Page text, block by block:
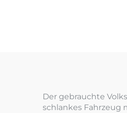
Der gebrauchte
schlankes Fahrzeug